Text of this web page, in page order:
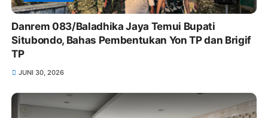
Danrem 083/Baladhika Jaya Temui Bupati
Situbondo, Bahas Pembentukan Yon TP dan Brigif
TP
JUNI 30, 2026